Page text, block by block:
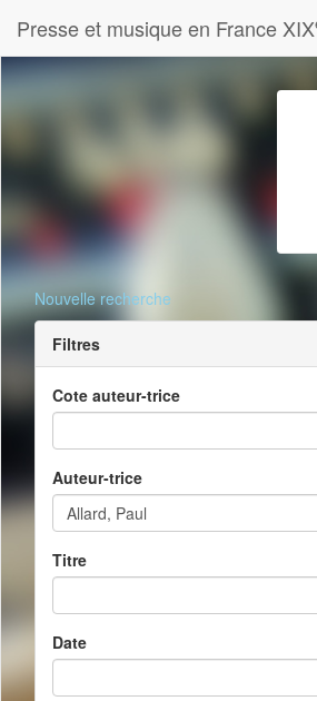
Presse et musique en France XIX
Nouvelle recherche
Filtres
Cote auteur-trice
Auteur-trice
Titre
Date